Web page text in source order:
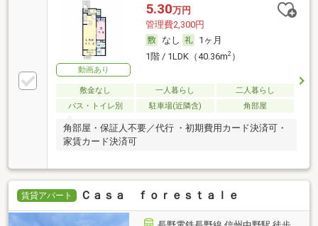
動画あり
5.30万円
管理費2,300円
なし
1ヶ月
1階 / 1LDK（40.36m2）
敷金なし 一人暮らし
二人暮らし
バス・トイレ別
駐車場(近隣含) 角部屋
角部屋・保証人不要／代行 ・初期費用カード決済可・
家賃カード決済可
賃貸アパート Ｃａｓａ ｆｏｒｅｓｔａｌｅ